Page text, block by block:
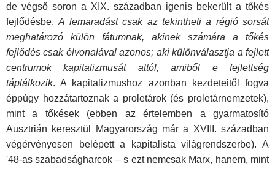
de végső soron a XIX. században igenis bekerült a tőkés
fejlő­désbe.A lemaradást csak az tekintheti a régió sorsát
megha­tározó külön fátumnak, akinek számára a tőkés
fejlődés csak élvonalával azonos; aki különválasztja a fejlett
centrumok ka­pitalizmusát attól, amiből e fejlettség
táplálkozik. A kapitaliz­mushoz azonban kezdeteitől fogva
éppúgy hozzátartoznak a proletárok (és proletárnemzetek),
mint a tőkések (ebben az értelemben a gyarmatosító
Ausztrián keresztül Magyaror­szág már a XVIII. században
végérvényesen belépett a kapi­talista világrendszerbe). A
'48-as szabadságharcok – s ezt nemcsak Marx, hanem, mint